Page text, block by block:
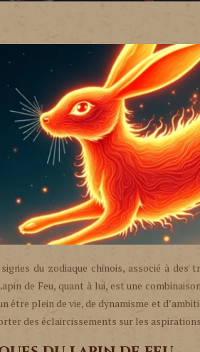
du zodiaque chinois, associé à
de Feu, quant à lui, est une
être plein de vie, de dynamisme et
des éclaircissements sur les